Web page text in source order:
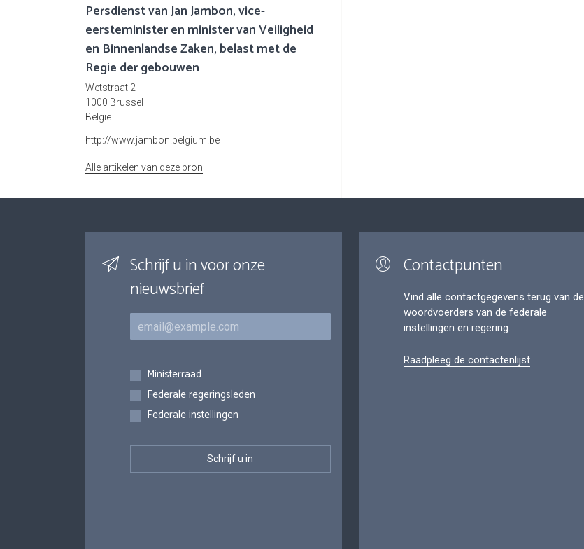
Persdienst van Jan Jambon, vice-
eersteminister en minister van Veiligheid
en Binnenlandse Zaken, belast met de
Regie der gebouwen
Wetstraat 2
1000 Brussel
België
http://www.jambon.belgium.be
Alle artikelen van deze bron
Schrijf u in voor onze
nieuwsbrief
E-mail
Inschrijvingen
Ministerraad
Federale regeringsleden
Federale instellingen
Contactpunten
Vind alle contactgegevens terug van de
woordvoerders van de federale
instellingen en regering.
Raadpleeg de contactenlijst